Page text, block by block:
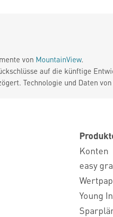
von MountainView.
auf die künftige
Technologie und Daten von
Konten
easy
Young